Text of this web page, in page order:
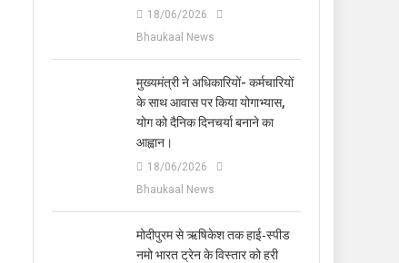
18/06/2026
Bhaukaal News
मुख्यमंत्री ने अधिकारियों- कर्मचारियों
के साथ आवास पर किया योगाभ्यास,
योग को दैनिक दिनचर्या बनाने का
आह्वान।
18/06/2026
Bhaukaal News
मोदीपुरम से ऋषिकेश तक हाई‑स्पीड
नमो भारत ट्रेन के विस्तार को हरी